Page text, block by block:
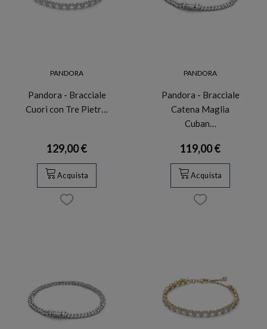
PANDORA
Pandora - Bracciale
Cuori con Tre Pietr…
129,00 €
Acquista
PANDORA
Pandora - Bracciale
Catena Maglia
Cuban…
119,00 €
Acquista